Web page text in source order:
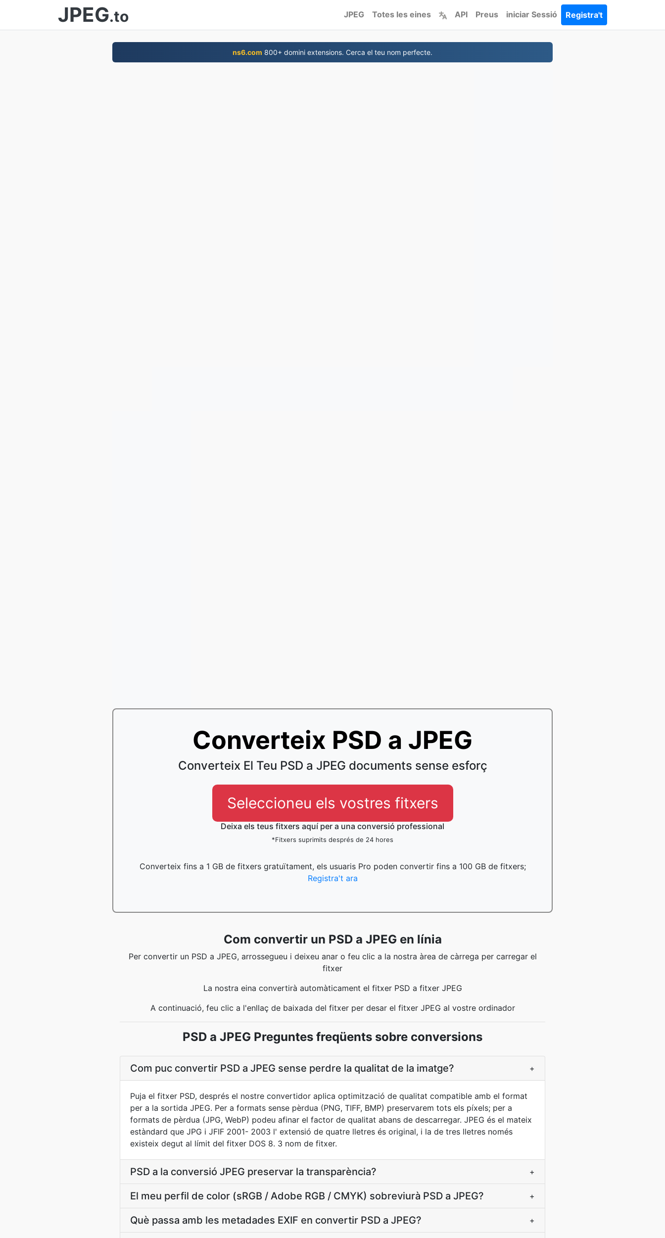
JPEG.to JPEG Totes les eines API Preus iniciar Sessió Registra't
ns6.com 800+ domini extensions. Cerca el teu nom perfecte.
Converteix PSD a JPEG
Converteix El Teu PSD a JPEG documents sense esforç
Seleccioneu els vostres fitxers
Deixa els teus fitxers aquí per a una conversió professional
*Fitxers suprimits després de 24 hores
Converteix fins a 1 GB de fitxers gratuïtament, els usuaris Pro poden convertir fins a 100 GB de fitxers;
Registra't ara
Com convertir un PSD a JPEG en línia
Per convertir un PSD a JPEG, arrossegueu i deixeu anar o feu clic a la nostra àrea de càrrega per carregar el
fitxer
La nostra eina convertirà automàticament el fitxer PSD a fitxer JPEG
A continuació, feu clic a l'enllaç de baixada del fitxer per desar el fitxer JPEG al vostre ordinador
PSD a JPEG Preguntes freqüents sobre conversions
Com puc convertir PSD a JPEG sense perdre la qualitat de la imatge? +
Puja el fitxer PSD, després el nostre convertidor aplica optimització de qualitat compatible amb el format
per a la sortida JPEG. Per a formats sense pèrdua (PNG, TIFF, BMP) preservarem tots els píxels; per a
formats de pèrdua (JPG, WebP) podeu afinar el factor de qualitat abans de descarregar. JPEG és el mateix
estàndard que JPG i JFIF 2001- 2003 l' extensió de quatre lletres és original, i la de tres lletres només
existeix degut al límit del fitxer DOS 8. 3 nom de fitxer.
PSD a la conversió JPEG preservar la transparència? +
El meu perfil de color (sRGB / Adobe RGB / CMYK) sobreviurà PSD a JPEG? +
Què passa amb les metadades EXIF en convertir PSD a JPEG? +